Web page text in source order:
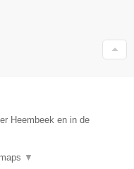
Heembeek en in de
▼